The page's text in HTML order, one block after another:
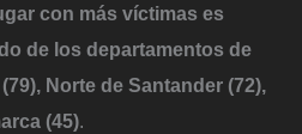
con más víctimas es
de los departamentos de
Norte de Santander (72),
(45).